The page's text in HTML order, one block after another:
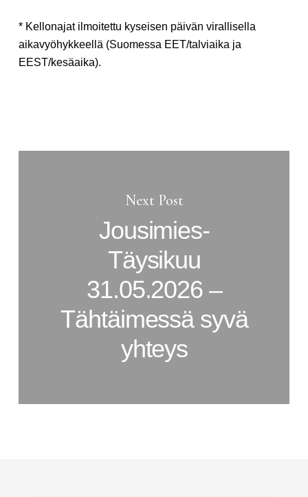
* Kellonajat ilmoitettu kyseisen päivän virallisella
aikavyöhykkeellä (Suomessa EET/talviaika ja
EEST/kesäaika).
Next Post
Jousimies-
Täysikuu
31.05.2026 –
Tähtäimessä syvä
yhteys